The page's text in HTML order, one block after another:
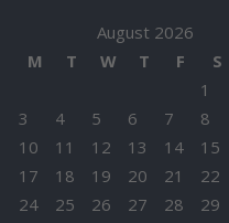
August 2026
M
T W T F S
1
3
4 5 6 7 8
10
11 12 13 14 15
17
18 19 20 21 22
24
25 26 27 28 29